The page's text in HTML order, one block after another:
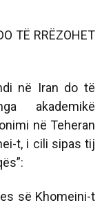
TË RRËZOHET
në Iran do të
akademikë
në Teheran
t, i cili sipas tij
së Khomeini-t